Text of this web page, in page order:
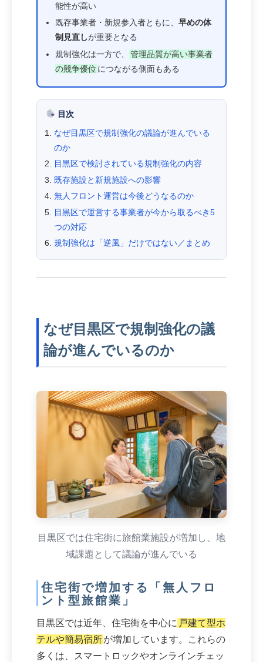
能性が高い
既存事業者・新規参入者ともに、 早めの体
制見直しが重要となる
規制強化は一方で、
管理品質が高い事業者
の競争優位 につながる側面もある
目次
なぜ目黒区で規制強化の議論が進んでいる
のか
目黒区で検討されている規制強化の内容
既存施設と新規施設への影響
無人フロント運営は今後どうなるのか
目黒区で運営する事業者が今から取るべき5
つの対応
規制強化は「逆風」だけではない／まとめ
なぜ目黒区で規制強化の議
論が進んでいるのか
目黒区では住宅街に旅館業施設が増加し、地
域課題として議論が進んでいる
住宅街で増加する「無人フロ
ント型旅館業」
目黒区では近年、住宅街を中心に 戸建て型ホ
テルや簡易宿所が増加しています。これらの
多くは、スマートロックやオンラインチェッ